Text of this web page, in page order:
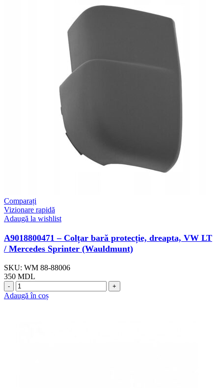
Comparați
Vizionare rapidă
Adaugă la wishlist
A9018800471 – Colțar bară protecție, dreapta, VW LT
/ Mercedes Sprinter (Wauldmunt)
SKU: WM 88-88006
350 MDL
Cantitate
A9018800471
Adaugă în coș